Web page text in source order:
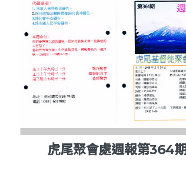
虎尾聚會處週報第364期